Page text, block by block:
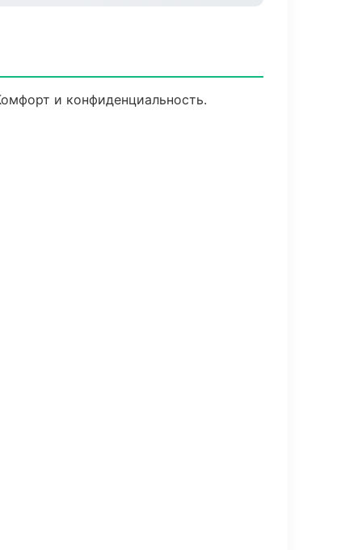
и конфиденциальность.